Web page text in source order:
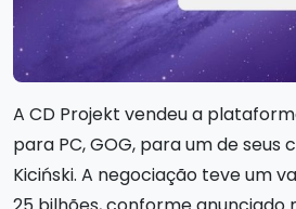
A CD Projekt vendeu a
para PC, GOG, para um de seus
Kiciński. A negociação teve um